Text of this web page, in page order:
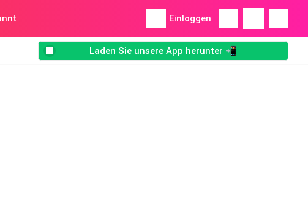
Einloggen
Laden Sie unsere App herunter 📲